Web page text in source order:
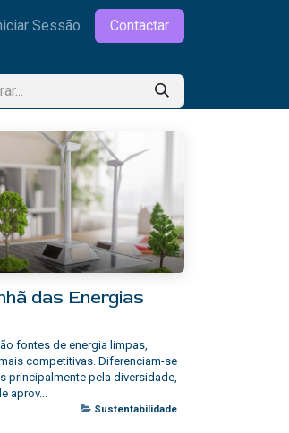
Sessão Contactar
das Energias
fontes de energia limpas,
competitivas. Diferenciam-se
pela diversidade,
aprov...
Sustentabilidade